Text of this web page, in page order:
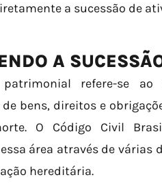
a sucessão de
A
patrimonial refere-se
bens, direitos e
O Código Civil
área através de várias
hereditária.